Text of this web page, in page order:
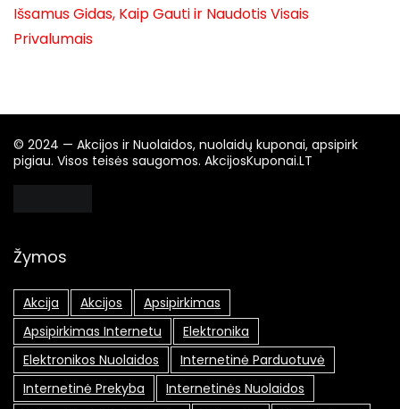
Išsamus Gidas, Kaip Gauti ir Naudotis Visais
Privalumais
© 2024 — Akcijos ir Nuolaidos, nuolaidų kuponai, apsipirk
pigiau. Visos teisės saugomos. AkcijosKuponai.LT
Žymos
Akcija Akcijos
Apsipirkimas
Apsipirkimas Internetu
Elektronika
Elektronikos Nuolaidos
Internetinė Parduotuvė
Internetinė Prekyba
Internetinės Nuolaidos